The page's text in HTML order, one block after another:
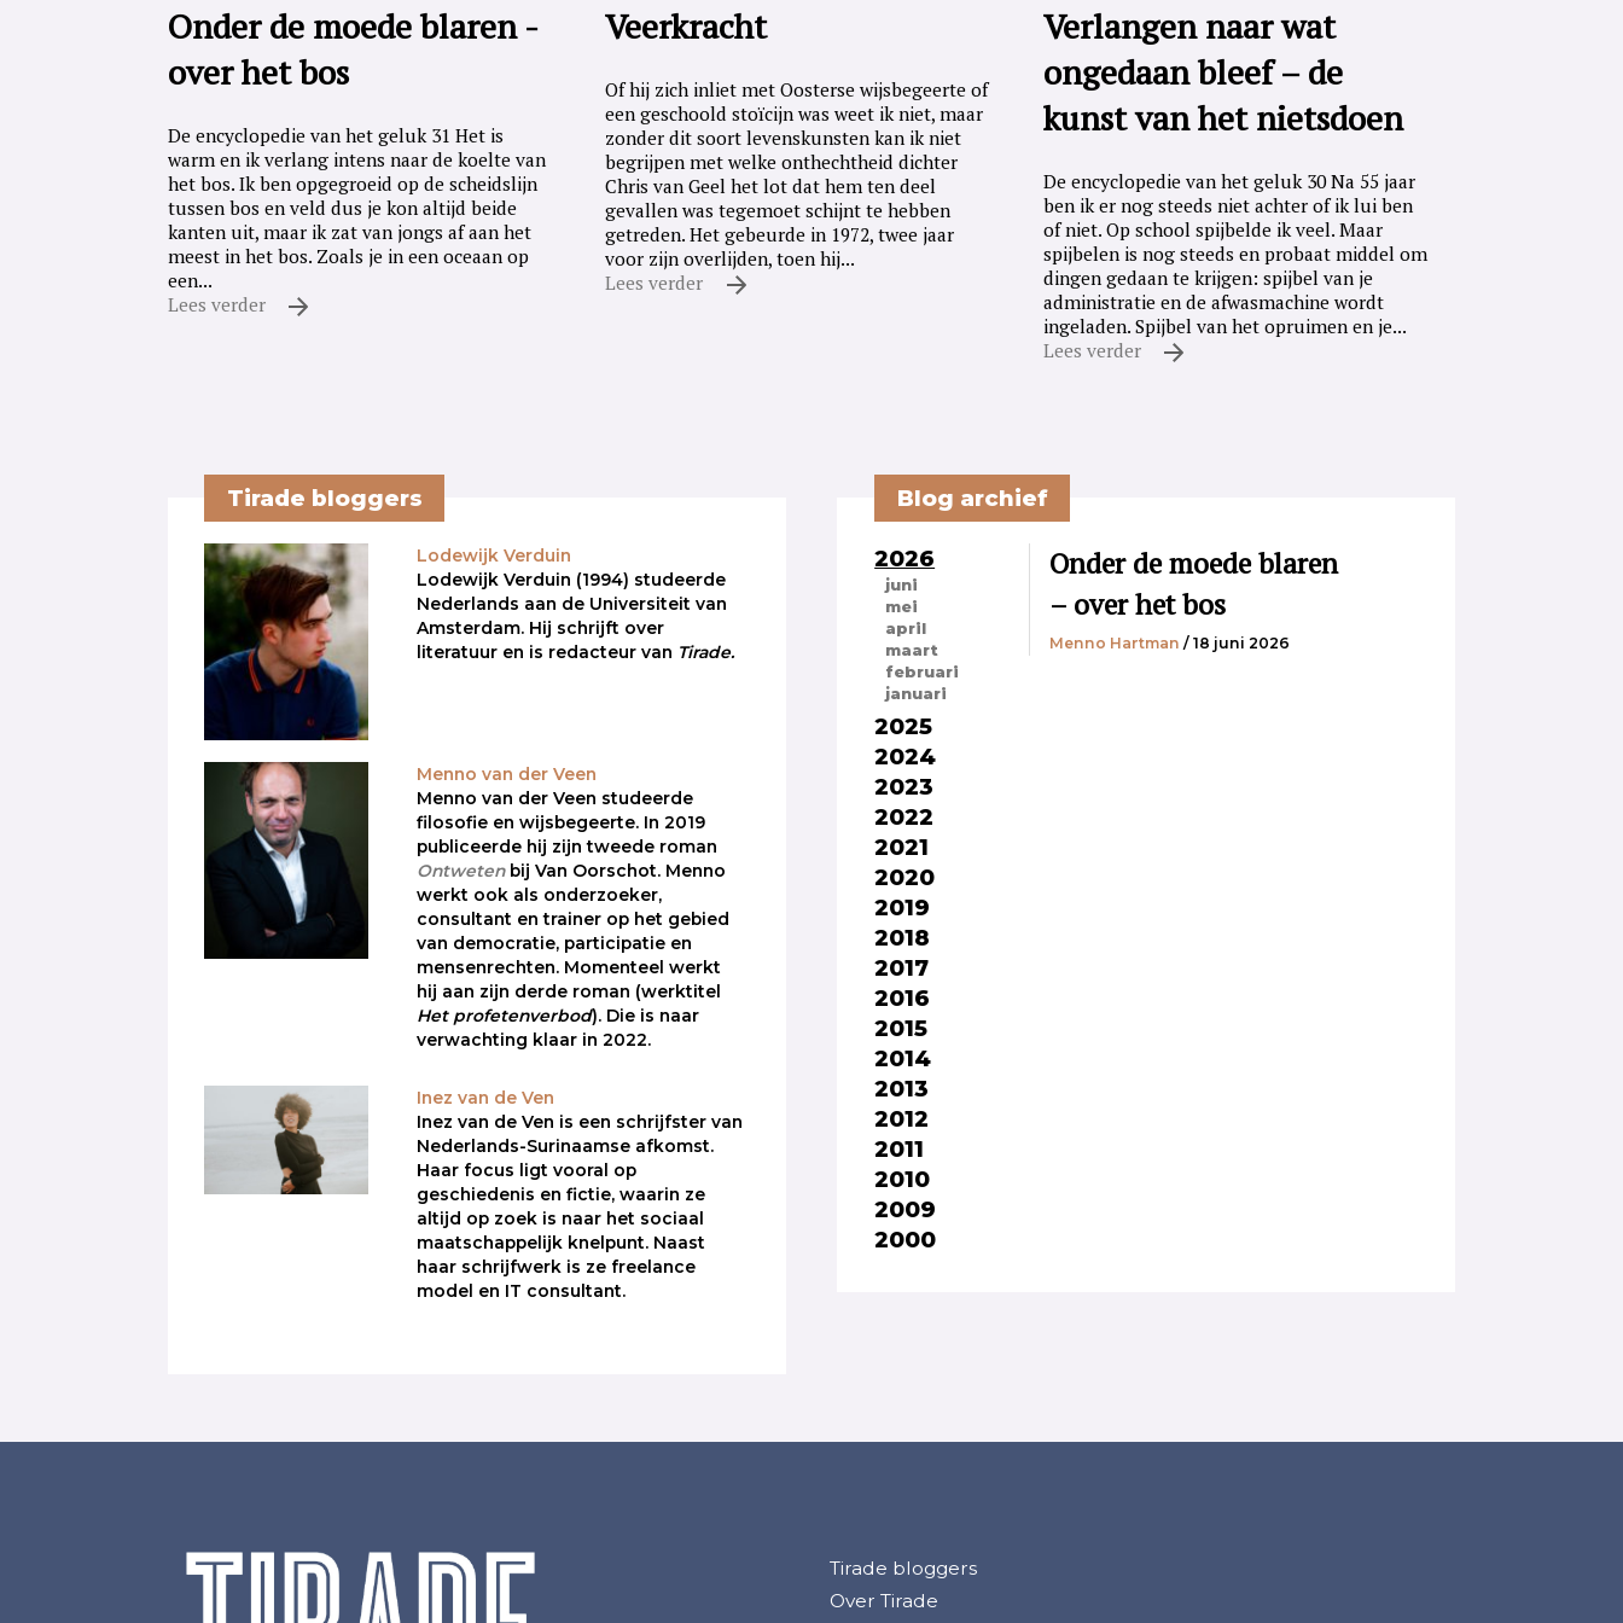
Onder de moede blaren -
over het bos
De encyclopedie van het geluk 31 Het is
warm en ik verlang intens naar de koelte van
het bos. Ik ben opgegroeid op de scheidslijn
tussen bos en veld dus je kon altijd beide
kanten uit, maar ik zat van jongs af aan het
meest in het bos. Zoals je in een oceaan op
een...
Lees verder
Veerkracht
Of hij zich inliet met Oosterse wijsbegeerte of
een geschoold stoïcijn was weet ik niet, maar
zonder dit soort levenskunsten kan ik niet
begrijpen met welke onthechtheid dichter
Chris van Geel het lot dat hem ten deel
gevallen was tegemoet schijnt te hebben
getreden. Het gebeurde in 1972, twee jaar
voor zijn overlijden, toen hij...
Lees verder
Verlangen naar wat
ongedaan bleef – de
kunst van het nietsdoen
De encyclopedie van het geluk 30 Na 55 jaar
ben ik er nog steeds niet achter of ik lui ben
of niet. Op school spijbelde ik veel. Maar
spijbelen is nog steeds en probaat middel om
dingen gedaan te krijgen: spijbel van je
administratie en de afwasmachine wordt
ingeladen. Spijbel van het opruimen en je...
Lees verder
Tirade bloggers
Lodewijk Verduin
Lodewijk Verduin (1994) studeerde
Nederlands aan de Universiteit van
Amsterdam. Hij schrijft over
literatuur en is redacteur van Tirade.
Menno van der Veen
Menno van der Veen studeerde
filosofie en wijsbegeerte. In 2019
publiceerde hij zijn tweede roman
Ontwetenbij Van Oorschot. Menno
werkt ook als onderzoeker,
consultant en trainer op het gebied
van democratie, participatie en
mensenrechten. Momenteel werkt
hij aan zijn derde roman (werktitel
Het profetenverbod). Die is naar
verwachting klaar in 2022.
Inez van de Ven
Inez van de Ven is een schrijfster van
Nederlands-Surinaamse afkomst.
Haar focus ligt vooral op
geschiedenis en fictie, waarin ze
altijd op zoek is naar het sociaal
maatschappelijk knelpunt. Naast
haar schrijfwerk is ze freelance
model en IT consultant.
Blog archief
2026
juni
mei
april
maart
februari
januari
2025
2024
2023
2022
2021
2020
2019
2018
2017
2016
2015
2014
2013
2012
2011
2010
2009
2000
Onder de moede blaren
– over het bos
Menno Hartman / 18 juni 2026
Tirade bloggers
Over Tirade